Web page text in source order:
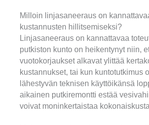
Milloin linjasaneeraus on
kustannusten hillitsemiseksi?
Linjasaneeraus on kannattavaa
putkiston kunto on heikentynyt niin,
vuotokorjaukset alkavat ylittää
kustannukset, tai kun kuntotutkimus
lähestyvän teknisen käyttöikänsä
aikainen putkiremontti estää
voivat moninkertaistaa